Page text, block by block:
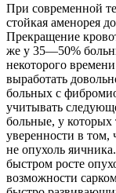
При современной
стойкая аменорея
Прекращение
же у 35—50%
некоторого
выработать
больных с
учитывать
больные, у которых
уверенности в том,
не опухоль
быстром росте
возможности